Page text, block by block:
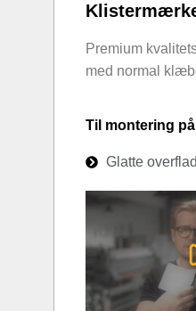
Premium
med normal
Til montering
Glatte